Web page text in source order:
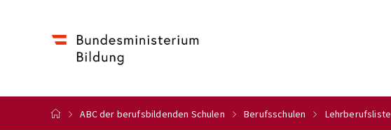
ABC der berufsbildenden Schulen Berufsschulen Lehrberufsliste